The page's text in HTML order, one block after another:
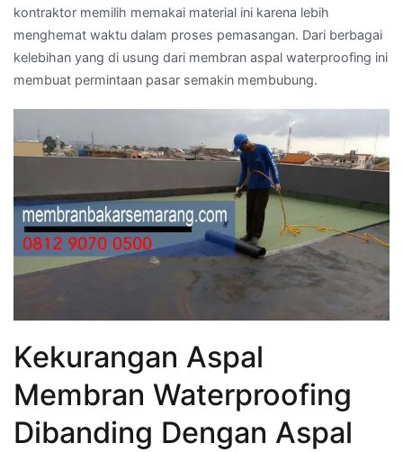
kontraktor memilih memakai material ini karena lebih
menghemat waktu dalam proses pemasangan. Dari berbagai
kelebihan yang di usung dari membran aspal waterproofing ini
membuat permintaan pasar semakin membubung.
Kekurangan Aspal
Membran Waterproofing
Dibanding Dengan Aspal